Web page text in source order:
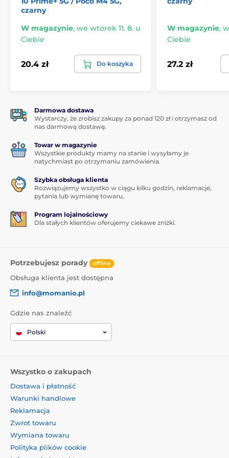
Etui dla Xiaomi Redmi 10 możesz u nas zakupić
czarny
W magazynie, we wtorek 11. 8. u
Ciebie
20.4 zł Do koszyka
W magazynie,
Ciebie
27.2 zł
Darmowa dostawa
Wystarczy, że zrobisz zakupy za ponad 120 zł i otrzymasz od
nas darmową dostawę.
Towar w magazynie
Wszystkie produkty mamy na stanie i wysyłamy je
natychmiast po otrzymaniu zamówienia.
Szybka obsługa klienta
Rozwiązujemy wszystko w ciągu kilku godzin, reklamacje,
pytania lub wymianę towaru.
Program lojalnościowy
Dla stałych klientów oferujemy ciekawe zniżki.
Potrzebujesz porady offline
Obsługa klienta jest dostępna
info@momanio.pl
Gdzie nas znaleźć
Polski
Wszystko o zakupach
Dostawa i płatność
Warunki handlowe
Reklamacja
Zwrot towaru
Wymiana towaru
Polityka plików cookie